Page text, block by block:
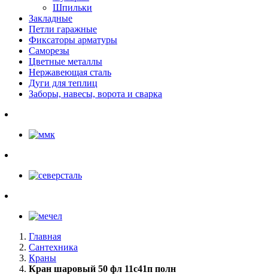
Шпильки
Закладные
Петли гаражные
Фиксаторы арматуры
Саморезы
Цветные металлы
Нержавеющая сталь
Дуги для теплиц
Заборы, навесы, ворота и сварка
Главная
Сантехника
Краны
Кран шаровый 50 фл 11с41п полн